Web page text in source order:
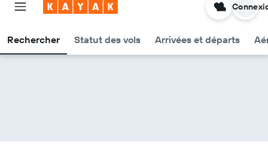
Rechercher Statut des vols Arrivées et départs